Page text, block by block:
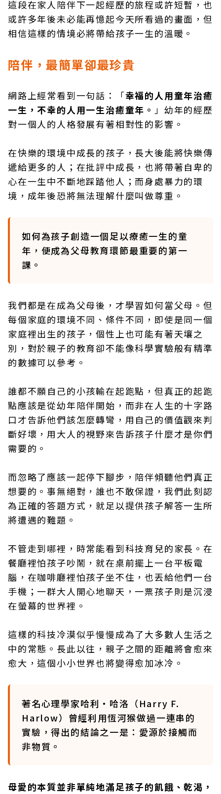
這段在家人陪伴下一起經歷的旅程或許短暫，也
或許多年後未必能再憶起今天所看過的畫面，但
相信這樣的情境必將帶給孩子一生的溫暖。
陪伴，最簡單卻最珍貴
網路上經常看到一句話：「幸福的人用童年治癒
一生，不幸的人用一生治癒童年。 」幼年的經歷
對一個人的人格發展有著相對性的影響。
在快樂的環境中成長的孩子，長大後能將快樂傳
遞給更多的人；在批評中成長，也將帶著自卑的
心在一生中不斷地踩踏他人；而身處暴力的環
境，成年後恐將無法理解什麼叫做尊重。
如何為孩子創造一個足以療癒一生的童
年，便成為父母教育環節最重要的第一
課。
我們都是在成為父母後，才學習如何當父母。但
每個家庭的環境不同、條件不同，即使是同一個
家庭裡出生的孩子，個性上也可能有著天壤之
別，對於親子的教育卻不能像科學實驗般有精準
的數據可以參考。
誰都不願自己的小孩輸在起跑點，但真正的起跑
點應該是從幼年陪伴開始，而非在人生的十字路
口才告訴他們該怎麼轉彎，用自己的價值觀來判
斷好壞，用大人的視野來告訴孩子什麼才是你們
需要的。
而忽略了應該一起停下腳步，陪伴傾聽他們真正
想要的。事無絕對，誰也不敢保證，我們此刻認
為正確的答題方式，就足以提供孩子解答一生所
將遭遇的難題。
不管走到哪裡，時常能看到科技育兒的家長。在
餐廳裡怕孩子吵鬧，就在桌前擺上一台平板電
腦，在咖啡廳裡怕孩子坐不住，也丟給他們一台
手機；一群大人開心地聊天，一票孩子則是沉浸
在螢幕的世界裡。
這樣的科技冷漠似乎慢慢成為了大多數人生活之
中的常態。長此以往，親子之間的距離將會愈來
愈大，這個小小世界也將變得愈加冰冷。
著名心理學家哈利‧哈洛（Harry F.
Harlow）曾經利用恆河猴做過一連串的
實驗，得出的結論之一是：愛源於接觸而
非物質。
母愛的本質並非單純地滿足孩子的飢餓、乾渴，